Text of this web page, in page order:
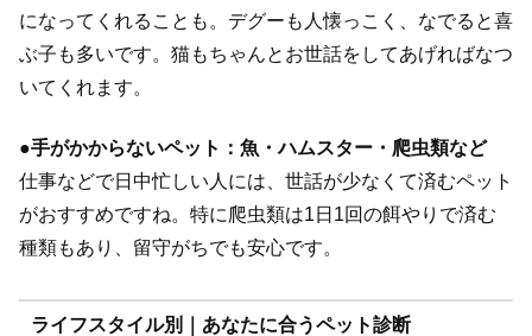
になってくれることも。デグーも人懐っこく、なでると喜
ぶ子も多いです。猫もちゃんとお世話をしてあげればなつ
いてくれます。
●手がかからないペット：魚・ハムスター・爬虫類など
仕事などで日中忙しい人には、世話が少なくて済むペット
がおすすめですね。特に爬虫類は1日1回の餌やりで済む
種類もあり、留守がちでも安心です。
ライフスタイル別｜あなたに合うペット診断